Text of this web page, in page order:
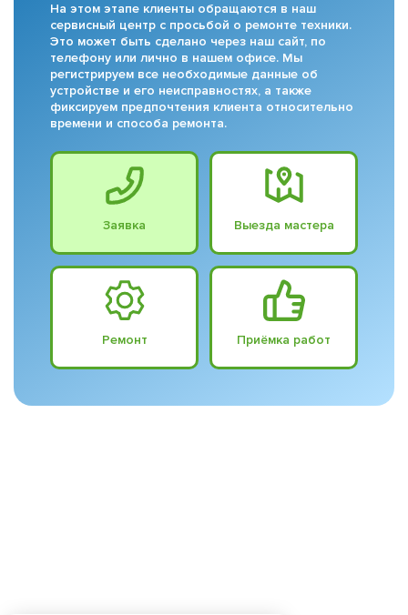
На этом этапе клиенты обращаются в наш
сервисный центр с просьбой о ремонте техники.
Это может быть сделано через наш сайт, по
телефону или лично в нашем офисе. Мы
регистрируем все необходимые данные об
устройстве и его неисправностях, а также
фиксируем предпочтения клиента относительно
времени и способа ремонта.
Заявка Выезда мастера
Ремонт Приёмка работ